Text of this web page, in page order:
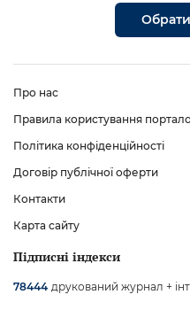
Про нас
Правила користування
Політика конфіденційності
Договір публічної оферти
Контакти
Карта сайту
Підписні індекси
78444 друкований журнал +